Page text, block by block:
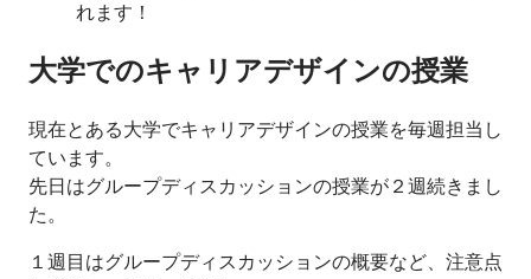
れます！
大学でのキャリアデザインの授業
現在とある大学でキャリアデザインの授業を毎週担当し
ています。
先日はグループディスカッションの授業が２週続きまし
た。
１週目はグループディスカッションの概要など、注意点